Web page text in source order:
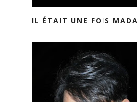
IL ÉTAIT UNE FOIS